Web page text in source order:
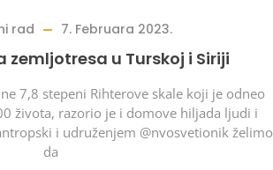
rad 7. Februara 2023.
zemljotresa u Turskoj i Siriji
7,8 stepeni Rihterove skale koji je odneo
života, razorio je i domove hiljada ljudi i
i udruženjem @nvosvetionik želimo
da